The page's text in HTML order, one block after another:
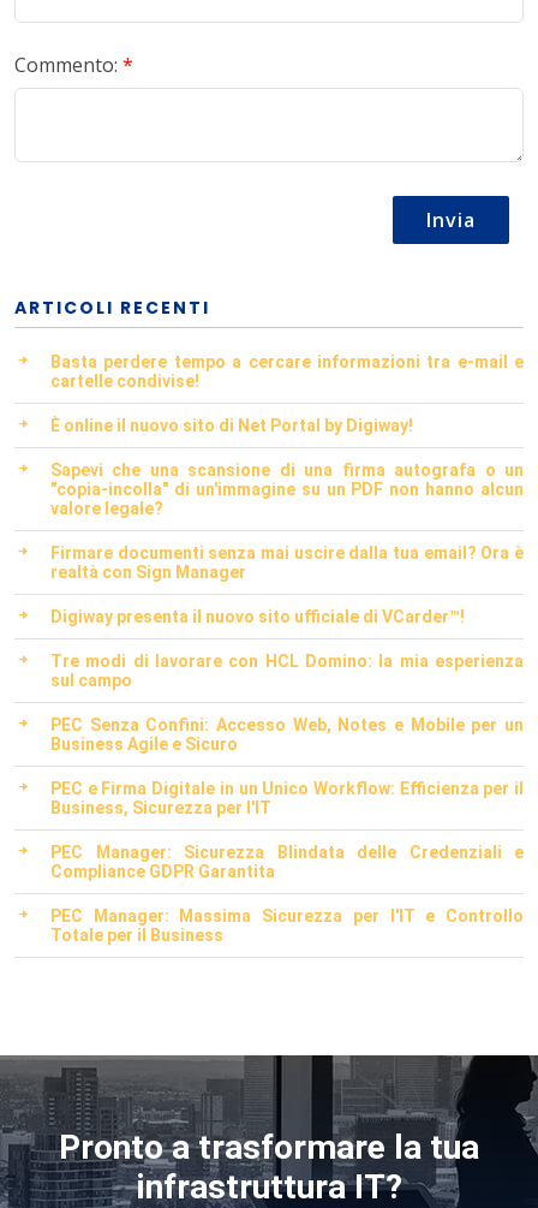
Commento: *
Invia
ARTICOLI RECENTI
Basta perdere tempo a cercare informazioni tra e-mail e
cartelle condivise!
È online il nuovo sito di Net Portal by Digiway!
Sapevi che una scansione di una firma autografa o un
"copia-incolla" di un'immagine su un PDF non hanno alcun
valore legale?
Firmare documenti senza mai uscire dalla tua email? Ora è
realtà con Sign Manager
Digiway presenta il nuovo sito ufficiale di VCarder™!
Tre modi di lavorare con HCL Domino: la mia esperienza
sul campo
PEC Senza Confini: Accesso Web, Notes e Mobile per un
Business Agile e Sicuro
PEC e Firma Digitale in un Unico Workflow: Efficienza per il
Business, Sicurezza per l'IT
PEC Manager: Sicurezza Blindata delle Credenziali e
Compliance GDPR Garantita
PEC Manager: Massima Sicurezza per l'IT e Controllo
Totale per il Business
Pronto a trasformare la tua
infrastruttura IT?